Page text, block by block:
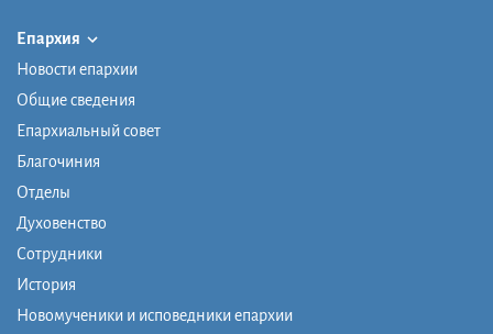
Епархия
Новости епархии
Общие сведения
Епархиальный совет
Благочиния
Отделы
Духовенство
Сотрудники
История
Новомученики и исповедники епархии